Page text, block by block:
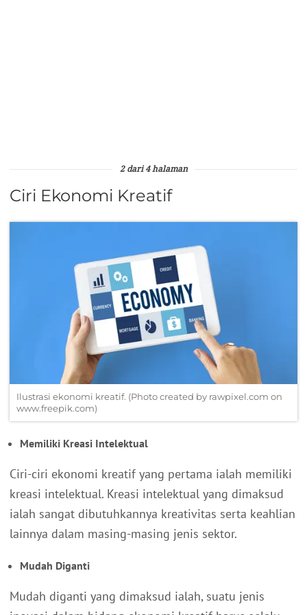
2 dari 4 halaman
Ciri Ekonomi Kreatif
Ilustrasi ekonomi kreatif. (Photo created by rawpixel.com on
www.freepik.com)
Memiliki Kreasi Intelektual
Ciri-ciri ekonomi kreatif yang pertama ialah memiliki
kreasi intelektual. Kreasi intelektual yang dimaksud
ialah sangat dibutuhkannya kreativitas serta keahlian
lainnya dalam masing-masing jenis sektor.
Mudah Diganti
Mudah diganti yang dimaksud ialah, suatu jenis